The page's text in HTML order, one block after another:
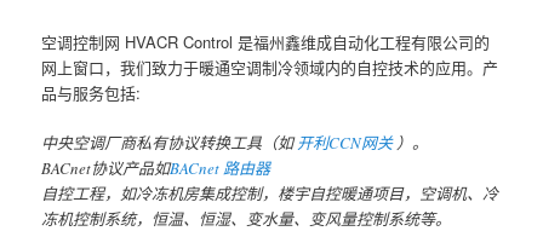
空调控制网 HVACR Control 是福州鑫维成自动化工程有限公司的
网上窗口，我们致力于暖通空调制冷领域内的自控技术的应用。产
品与服务包括:
中央空调厂商私有协议转换工具（如开利CCN网关）。
BACnet协议产品如BACnet 路由器
自控工程，如冷冻机房集成控制，楼宇自控暖通项目，空调机、冷
冻机控制系统，恒温、恒湿、变水量、变风量控制系统等。